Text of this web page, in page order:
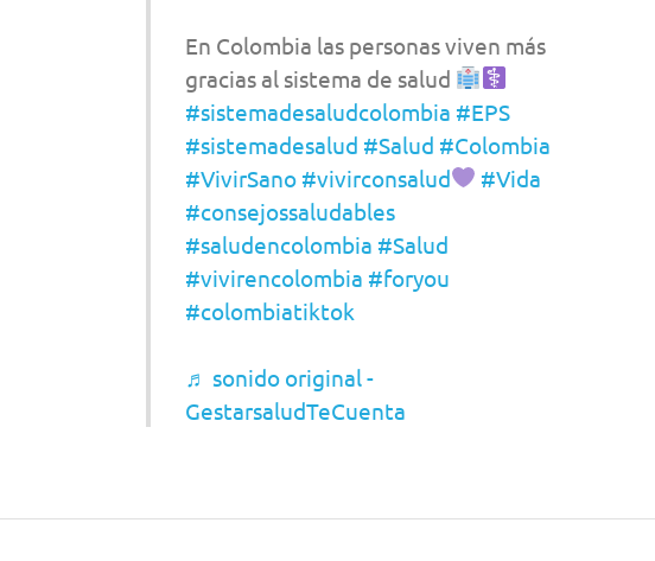
En Colombia las personas viven más
gracias al sistema de salud
#sistemadesaludcolombia #EPS
#sistemadesalud #Salud #Colombia
#VivirSano #vivirconsalud
#Vida
#consejossaludables
#saludencolombia #Salud
#vivirencolombia #foryou
#colombiatiktok
♬ sonido original -
GestarsaludTeCuenta